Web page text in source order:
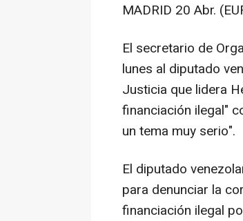
MADRID 20 Abr.
El secretario de
lunes al diputado
Justicia que lidera
financiación ilegal"
un tema muy serio".
El diputado
para denunciar la
financiación ilegal